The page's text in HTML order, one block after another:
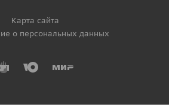
Карта сайта
о персональных данных